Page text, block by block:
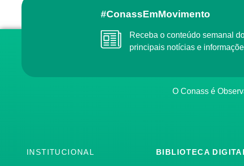
#ConassEmMovimento
Receba o conteúdo semanal do Conass com as
principais notícias e
O Conass é
INSTITUCIONAL BIBLIOTECA